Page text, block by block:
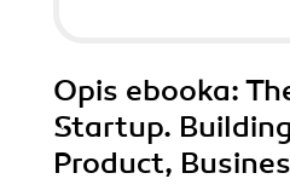
Opis ebooka:
Startup.
Product,